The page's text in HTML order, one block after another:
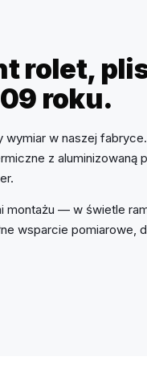
rolet,
roku.
w naszej
z aluminizowaną
montażu — w świetle
wsparcie pomiarowe,